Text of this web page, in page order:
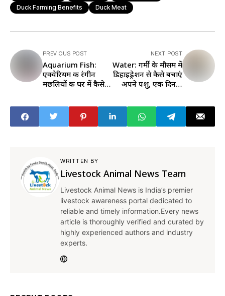
Duck Farming Benefits
Duck Meat
PREVIOUS POST
Aquarium Fish:
एक्वेरियम की रंगीन
मछलियाें की घर में कैसे
NEXT POST
Water: गर्मी के मौसम में
डिहाइड्रेशन से कैसे बचाएं
अपने पशु, एक दिन में
WRITTEN BY
Livestock Animal News Team
Livestock Animal News is India’s premier
livestock awareness portal dedicated to
reliable and timely information.Every news
article is thoroughly verified and curated by
highly experienced authors and industry
experts.